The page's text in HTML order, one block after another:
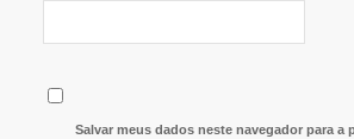
Salvar meus dados neste navegador para a